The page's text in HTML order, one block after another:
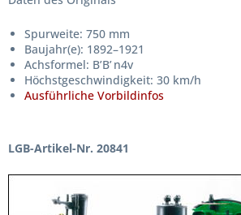
Spurweite: 750 mm
Baujahr(e): 1892–1921
Achsformel: B’B’ n4v
Höchstgeschwindigkeit: 30 km/h
Ausführliche Vorbildinfos
LGB-Artikel-Nr. 20841